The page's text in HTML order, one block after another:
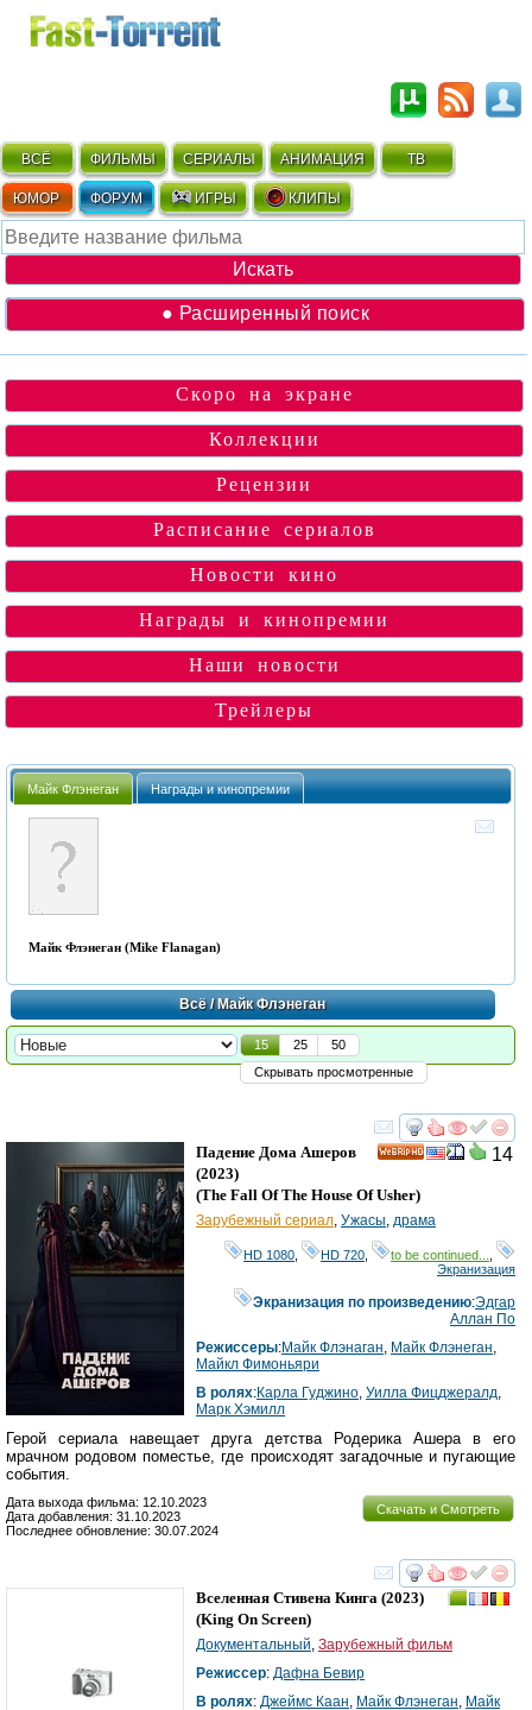
ВСЁ ФИЛЬМЫ СЕРИАЛЫ АНИМАЦИЯ ТВ
ЮМОР ФОРУМ ИГРЫ КЛИПЫ
● Расширенный поиск
Скоро на экране
Коллекции
Рецензии
Расписание сериалов
Новости кино
Награды и кинопремии
Наши новости
Трейлеры
Майк Флэнеган Награды и кинопремии
Майк Флэнеган (Mike Flanagan)
Всё/ Майк Флэнеган
15 25
50
Скрывать просмотренные
смотреть
14
Падение Дома Ашеров
(2023)
(The Fall Of The House Of Usher)
Зарубежный сериал Ужасы драма
HD 1080 HD 720 to be continued...
Экранизация
Экранизация по произведению:Эдгар
Аллан По
Режиссеры:Майк Флэнаган Майк Флэнеган
Майкл Фимоньяри
В ролях:Карла Гуджино Уилла Фицджералд
Марк Хэмилл
Герой сериала навещает друга детства Родерика Ашера в его
мрачном родовом поместье, где происходят загадочные и пугающие
события.
Скачать и Смотреть
Дата выхода фильма: 12.10.2023
Дата добавления: 31.10.2023
Последнее обновление: 30.07.2024
смотреть
Вселенная Стивена Кинга (2023)
(King On Screen)
Документальный, Зарубежный фильм
Режиссер: Дафна Бевир
В ролях: Джеймс Каан, Майк Флэнеган, Майк